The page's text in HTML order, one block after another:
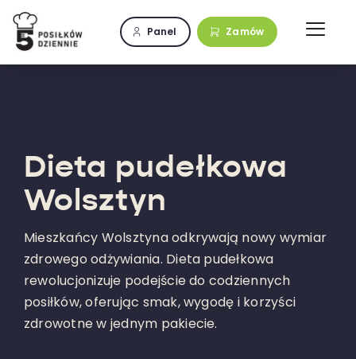
Przejdź
zawartości
Panel Zamów
Dieta pudełkowa
Wolsztyn
Mieszkańcy Wolsztyna odkrywają nowy wymiar
zdrowego odżywiania. Dieta pudełkowa
rewolucjonizuje podejście do codziennych
posiłków, oferując smak, wygodę i korzyści
zdrowotne w jednym pakiecie.